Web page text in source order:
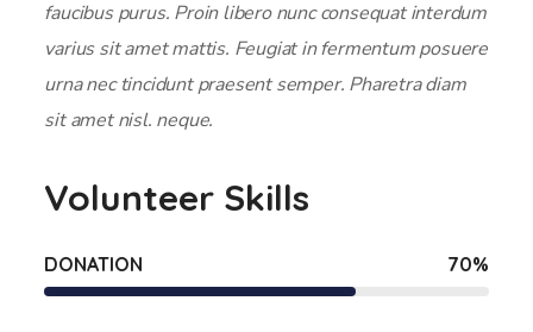
faucibus purus. Proin libero nunc consequat interdum
varius sit amet mattis. Feugiat in fermentum posuere
urna nec tincidunt praesent semper. Pharetra diam
sit amet nisl. neque.
Volunteer Skills
DONATION 70%